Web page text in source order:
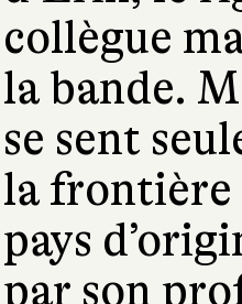
collègue
la bande.
se sent
la frontière
pays
par son